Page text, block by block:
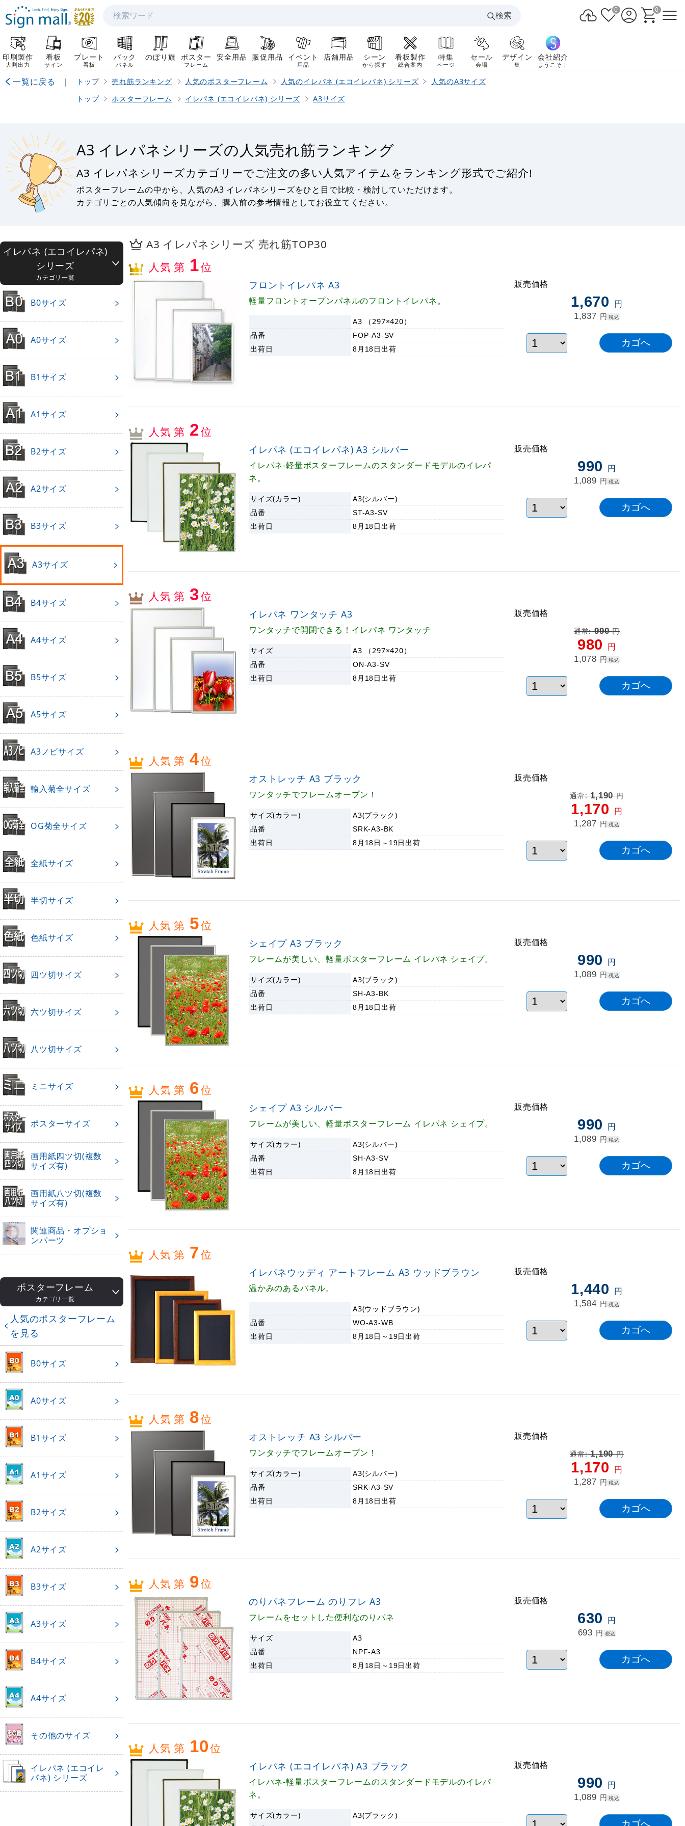
検索
検索
0 0
印刷製作
大判出力
看板
サイン
プレート
看板
バック
パネル
のぼり旗 ポスター
フレーム
安全用品 販促用品 イベント
用品
店舗用品 シーン
から探す
看板製作
総合案内
特集
ページ
セール
会場
デザイン
集
会社紹介
ようこそ！
一覧に戻る | トップ 売れ筋ランキング 人気のポスターフレーム 人気のイレパネ (エコイレパネ) シリーズ
人気のA3サイズ
トップ
ポスターフレーム イレパネ (エコイレパネ) シリーズ A3サイズ
A3 イレパネシリーズの人気売れ筋ランキング
A3 イレパネシリーズカテゴリーでご注文の多い人気アイテムをランキング形式でご紹介!
ポスターフレームの中から、人気のA3 イレパネシリーズをひと目で比較・検討していただけます。
カテゴリごとの人気傾向を見ながら、購入前の参考情報としてお役立てください。
A3 イレパネシリーズ 売れ筋TOP30
人気 第 1位
フロントイレパネ A3
軽量フロントオープンパネルのフロントイレパネ。
A3 （297×420）
品番
FOP-A3-SV
出荷日 8月18日出荷
販売価格
1,670 円
1,837 円 税込
人気 第 2位
イレパネ (エコイレパネ) A3 シルバー
イレパネ-軽量ポスターフレームのスタンダードモデルのイレパ
ネ。
サイズ(カラー)
A3(シルバー)
品番
ST-A3-SV
出荷日 8月18日出荷
販売価格
990 円
1,089 円 税込
人気 第 3位
イレパネ ワンタッチ A3
ワンタッチで開閉できる！イレパネ ワンタッチ
サイズ
A3 （297×420）
品番
ON-A3-SV
出荷日 8月18日出荷
販売価格
通常:990円
980 円
1,078 円 税込
人気 第 4位
オストレッチ A3 ブラック
ワンタッチでフレームオープン！
サイズ(カラー)
A3(ブラック)
品番
SRK-A3-BK
出荷日 8月18日～19日出荷
販売価格
通常:1,190円
1,170 円
1,287 円 税込
人気 第 5位
シェイプ A3 ブラック
フレームが美しい、軽量ポスターフレーム イレパネ シェイプ。
サイズ(カラー)
A3(ブラック)
品番
SH-A3-BK
出荷日 8月18日出荷
販売価格
990 円
1,089 円 税込
人気 第 6位
シェイプ A3 シルバー
フレームが美しい、軽量ポスターフレーム イレパネ シェイプ。
サイズ(カラー)
A3(シルバー)
品番
SH-A3-SV
出荷日 8月18日出荷
販売価格
990 円
1,089 円 税込
人気 第 7位
イレパネウッディ アートフレーム A3 ウッドブラウン
温かみのあるパネル。
A3(ウッドブラウン)
品番
WO-A3-WB
出荷日 8月18日～19日出荷
販売価格
1,440 円
1,584 円 税込
人気 第 8位
オストレッチ A3 シルバー
ワンタッチでフレームオープン！
サイズ(カラー)
A3(シルバー)
品番
SRK-A3-SV
出荷日 8月18日出荷
販売価格
通常:1,190円
1,170 円
1,287 円 税込
人気 第 9位
のりパネフレーム のりフレ A3
フレームをセットした便利なのりパネ
サイズ
A3
品番
NPF-A3
出荷日 8月18日～19日出荷
販売価格
630 円
693 円 税込
人気 第 10位
イレパネ (エコイレパネ) A3 ブラック
イレパネ-軽量ポスターフレームのスタンダードモデルのイレパ
ネ。
サイズ(カラー)
A3(ブラック)
販売価格
990 円
1,089 円 税込
イレパネ (エコイレパネ)
シリーズ
カテゴリ一覧
B0サイズ
A0サイズ
B1サイズ
A1サイズ
B2サイズ
A2サイズ
B3サイズ
A3サイズ
B4サイズ
A4サイズ
B5サイズ
A5サイズ
A3ノビサイズ
輸入菊全サイズ
OG菊全サイズ
全紙サイズ
半切サイズ
色紙サイズ
四ツ切サイズ
六ツ切サイズ
八ツ切サイズ
ミニサイズ
ポスターサイズ
画用紙四ツ切(複数
サイズ有)
画用紙八ツ切(複数
サイズ有)
関連商品・オプショ
ンパーツ
ポスターフレーム
カテゴリ一覧
人気のポスターフレーム
を見る
B0サイズ
A0サイズ
B1サイズ
A1サイズ
B2サイズ
A2サイズ
B3サイズ
A3サイズ
B4サイズ
A4サイズ
その他のサイズ
イレパネ (エコイレ
パネ) シリーズ